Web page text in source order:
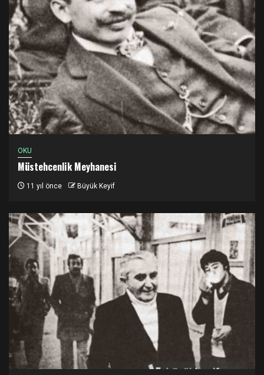
OKU
Müstehcenlik Meyhanesi
11 yıl önce Büyük Keyif